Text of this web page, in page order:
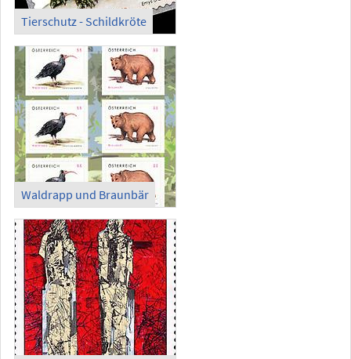
Tierschutz - Schildkröte
Waldrapp und Braunbär